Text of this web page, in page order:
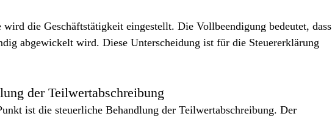
wird die Geschäftstätigkeit eingestellt. Die Vollbeendigung bedeutet, dass
abgewickelt wird. Diese Unterscheidung ist für die Steuererklärung
der Teilwertabschreibung
ist die steuerliche Behandlung der Teilwertabschreibung. Der